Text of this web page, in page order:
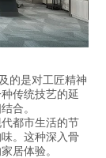
的是对工匠精神
传统技艺的延
合。
都市生活的节
。这种深入骨
居体验。